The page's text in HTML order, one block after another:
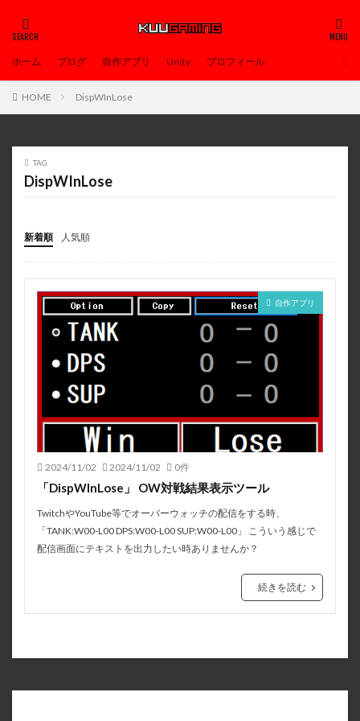
ホーム ブログ 自作アプリ Unity プロフィール
HOME DispWInLose
TAG
DispWInLose
新着順 人気順
自作アプリ
2024/11/02 2024/11/02 0件
「DispWInLose」 OW対戦結果表示ツール
TwitchやYouTube等でオーバーウォッチの配信をする時、
「TANK:W00-L00 DPS:W00-L00 SUP:W00-L00」 こういう感じで
配信画面にテキストを出力したい時ありませんか？
続きを読む